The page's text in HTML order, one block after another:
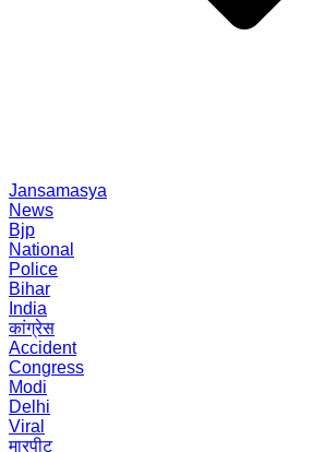
Jansamasya
News
Bjp
National
Police
Bihar
India
कांग्रेस
Accident
Congress
Modi
Delhi
Viral
मारपीट